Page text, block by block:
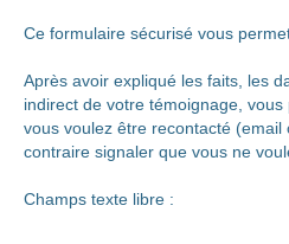
Ce formulaire sécurisé vous
Après avoir expliqué les faits, les
indirect de votre témoignage,
vous voulez être recontacté (email
contraire signaler que vous ne
Champs texte libre :